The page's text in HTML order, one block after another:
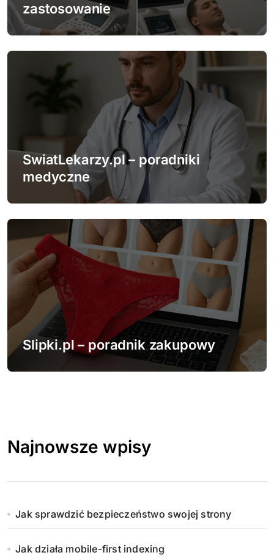
s
u
zastosowanie
SwiatLekarzy.pl – poradniki
medyczne
Slipki.pl – poradnik zakupowy
Najnowsze wpisy
Jak sprawdzić bezpieczeństwo swojej strony
Jak działa mobile-first indexing